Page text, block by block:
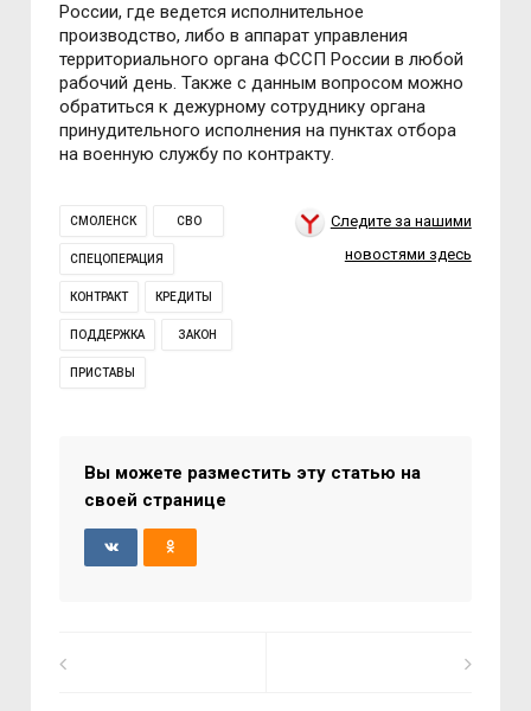
России, где ведется исполнительное
производство, либо в аппарат управления
территориального органа ФССП России в любой
рабочий день. Также с данным вопросом можно
обратиться к дежурному сотруднику органа
принудительного исполнения на пунктах отбора
на военную службу по контракту.
СМОЛЕНСК СВО
СПЕЦОПЕРАЦИЯ
КОНТРАКТ КРЕДИТЫ
ПОДДЕРЖКА ЗАКОН
ПРИСТАВЫ
Следите за нашими
новостями здесь
Вы можете разместить эту статью на
своей странице